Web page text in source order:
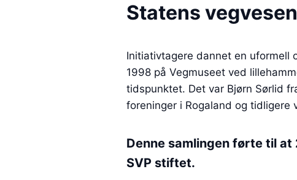
Statens
Initiativtagere dannet en uformell
1998 på Vegmuseet ved
tidspunktet. Det var Bjørn Sørlid
foreninger i Rogaland og tidligere
Denne samlingen førte til
SVP stiftet.